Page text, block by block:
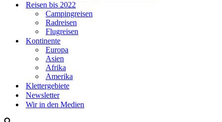
Reisen bis 2022
Campingreisen
Radreisen
Flugreisen
Kontinente
Europa
Asien
Afrika
Amerika
Klettergebiete
Newsletter
Wir in den Medien